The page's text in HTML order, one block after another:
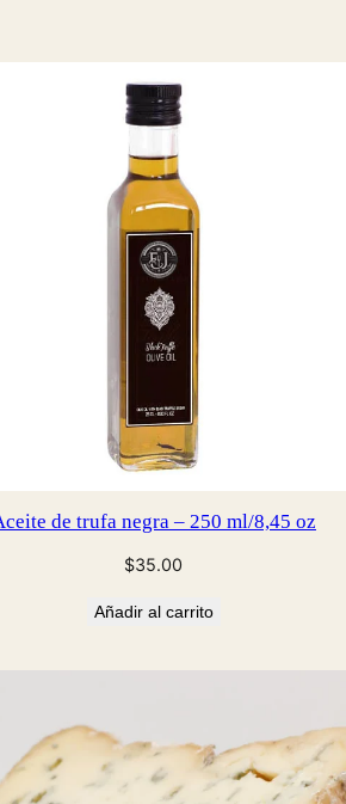
de trufa negra – 250 ml/8,45 oz
$35.00
Añadir al carrito